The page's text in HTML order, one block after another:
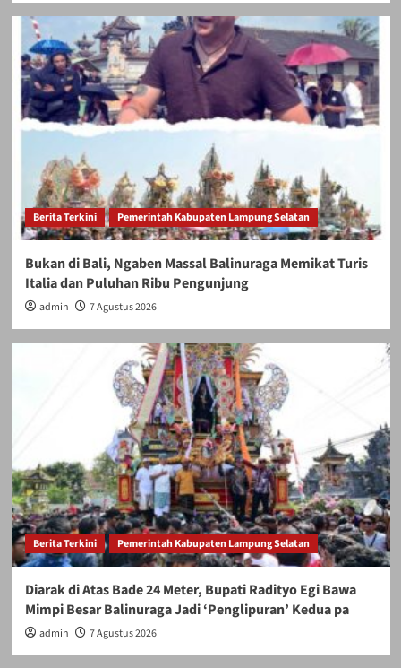
Berita Terkini Pemerintah Kabupaten Lampung Selatan
Bukan di Bali, Ngaben Massal Balinuraga Memikat Turis
Italia dan Puluhan Ribu Pengunjung
admin 7 Agustus 2026
Berita Terkini Pemerintah Kabupaten Lampung Selatan
Diarak di Atas Bade 24 Meter, Bupati Radityo Egi Bawa
Mimpi Besar Balinuraga Jadi ‘Penglipuran’ Kedua pa
admin 7 Agustus 2026